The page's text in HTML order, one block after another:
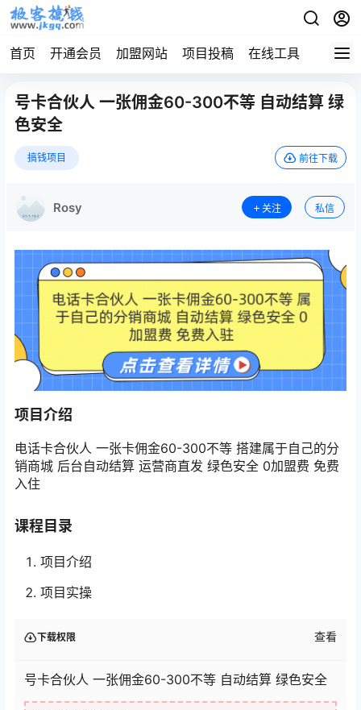
首页 开通会员 加盟网站 项目投稿 在线工具 地址发
号卡合伙人 一张佣金60-300不等 自动结算 绿
色安全
搞钱项目 前往下载
Rosy 关注 私信
项目介绍
电话卡合伙人 一张卡佣金60-300不等 搭建属于自己的分
销商城 后台自动结算 运营商直发 绿色安全 0加盟费 免费
入住
课程目录
项目介绍
项目实操
下载权限 查看
号卡合伙人 一张佣金60-300不等 自动结算 绿色安全